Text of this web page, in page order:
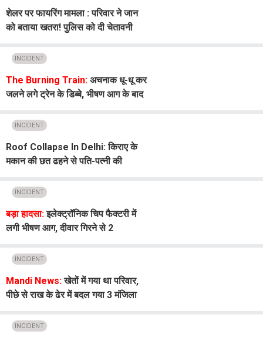
शेलर पर फायरिंग मामला : परिवार ने जान
को बताया खतरा! पुलिस को दी चेतावनी
INCIDENT
The Burning Train: अचनाक धू-धू कर
जलने लगे ट्रेन के डिब्बे, भीषण आग के बाद
INCIDENT
Roof Collapse In Delhi: किराए के
मकान की छत ढहने से पति-पत्नी की
INCIDENT
बड़ा हादसा:इलेक्ट्रॉनिक चिप फैक्टरी में
लगी भीषण आग, दीवार गिरने से 2
INCIDENT
Mandi News:खेतों में गया था परिवार,
पीछे से राख के ढेर में बदल गया 3 मंजिला
INCIDENT